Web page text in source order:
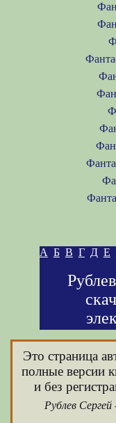
А Б В Г Д Е
Это страница
полные версии
и без
Рублев